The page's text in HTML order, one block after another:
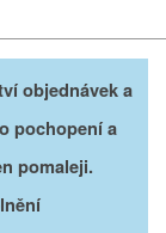
objednávek a
pochopení a
pomaleji.